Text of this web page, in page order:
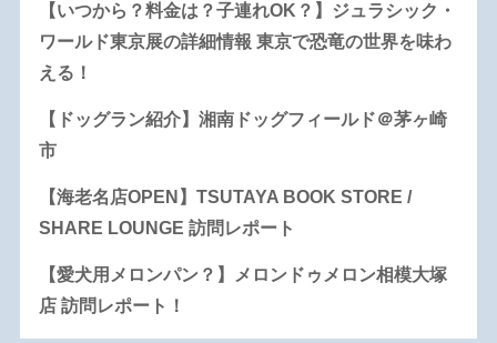
【いつから？料金は？子連れOK？】ジュラシック・
ワールド東京展の詳細情報 東京で恐竜の世界を味わ
える！
【ドッグラン紹介】湘南ドッグフィールド＠茅ヶ崎
市
【海老名店OPEN】TSUTAYA BOOK STORE /
SHARE LOUNGE 訪問レポート
【愛犬用メロンパン？】メロンドゥメロン相模大塚
店 訪問レポート！